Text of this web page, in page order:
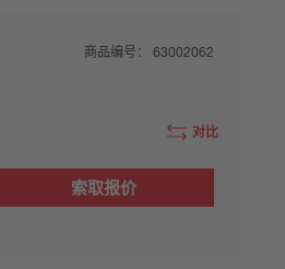
商品编号： 63002062
对比
索取报价